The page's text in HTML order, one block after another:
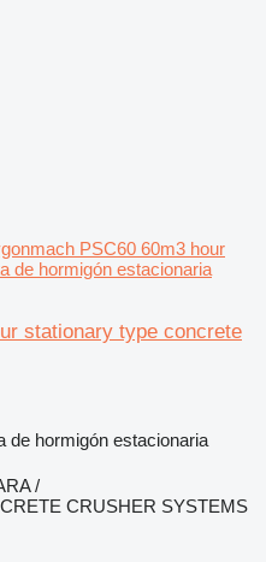
PSC60 60m3 hour
de hormigón estacionaria
stationary type concrete
de hormigón estacionaria
/
CRUSHER SYSTEMS